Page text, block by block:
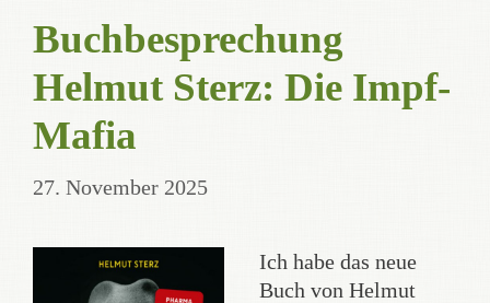
Buchbesprechung
Helmut Sterz: Die Impf-
Mafia
27. November 2025
Ich habe das neue
Buch von Helmut